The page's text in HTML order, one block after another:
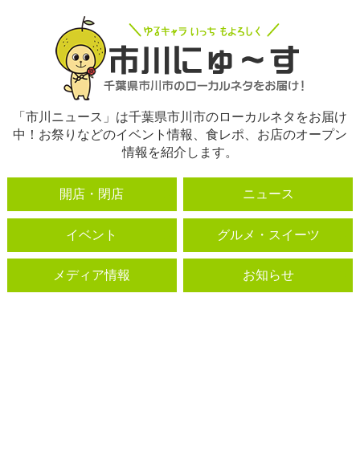
「市川ニュース」は千葉県市川市のローカルネタをお届け
中！お祭りなどのイベント情報、食レポ、お店のオープン
情報を紹介します。
開店・閉店 ニュース
イベント グルメ・スイーツ
メディア情報 お知らせ